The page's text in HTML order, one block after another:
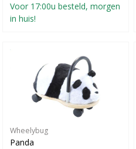
Voor 17:00u besteld, morgen
in huis!
Wheelybug
Panda